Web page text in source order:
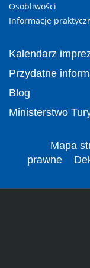
Osobliwości
Informacje
Kalendarz
Przydatne
Blog
Ministerstwo
Mapa
prawne